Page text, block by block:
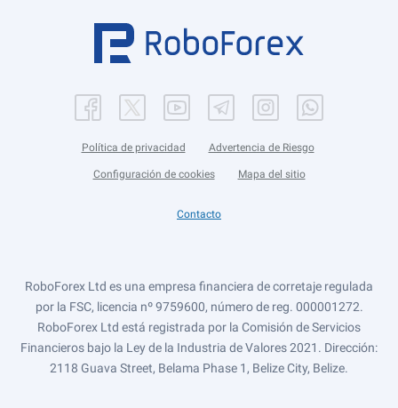
Política de privacidad Advertencia de Riesgo
Configuración de cookies Mapa del sitio
Contacto
RoboForex Ltd es una empresa financiera de corretaje regulada
por la FSC, licencia nº 9759600, número de reg. 000001272.
RoboForex Ltd está registrada por la Comisión de Servicios
Financieros bajo la Ley de la Industria de Valores 2021. Dirección:
2118 Guava Street, Belama Phase 1, Belize City, Belize.